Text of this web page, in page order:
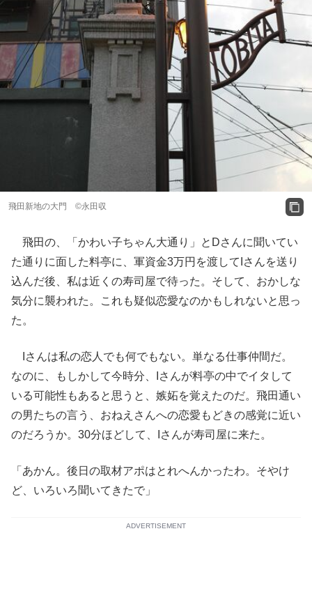
飛田新地の大門 ©️永田収
飛田の、「かわい子ちゃん大通り」とDさんに聞いてい
た通りに面した料亭に、軍資金3万円を渡してIさんを送り
込んだ後、私は近くの寿司屋で待った。そして、おかしな
気分に襲われた。これも疑似恋愛なのかもしれないと思っ
た。
Iさんは私の恋人でも何でもない。単なる仕事仲間だ。
なのに、もしかして今時分、Iさんが料亭の中でイタして
いる可能性もあると思うと、嫉妬を覚えたのだ。飛田通い
の男たちの言う、おねえさんへの恋愛もどきの感覚に近い
のだろうか。30分ほどして、Iさんが寿司屋に来た。
「あかん。後日の取材アポはとれへんかったわ。そやけ
ど、いろいろ聞いてきたで」
ADVERTISEMENT